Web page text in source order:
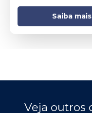
Saiba mais